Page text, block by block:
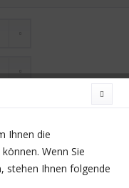
Ihnen die
Wenn Sie
stehen Ihnen folgende